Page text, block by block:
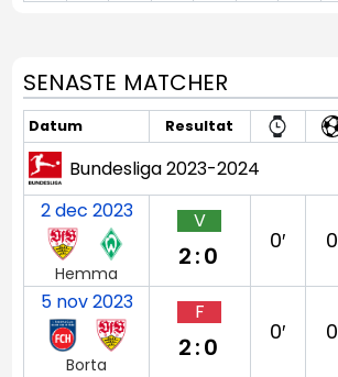
SENASTE MATCHER
Datum Resultat
Bundesliga 2023-2024
2 dec 2023
Hemma
V
2:0
0′ 0
5 nov 2023
Borta
F
2:0
0′ 0